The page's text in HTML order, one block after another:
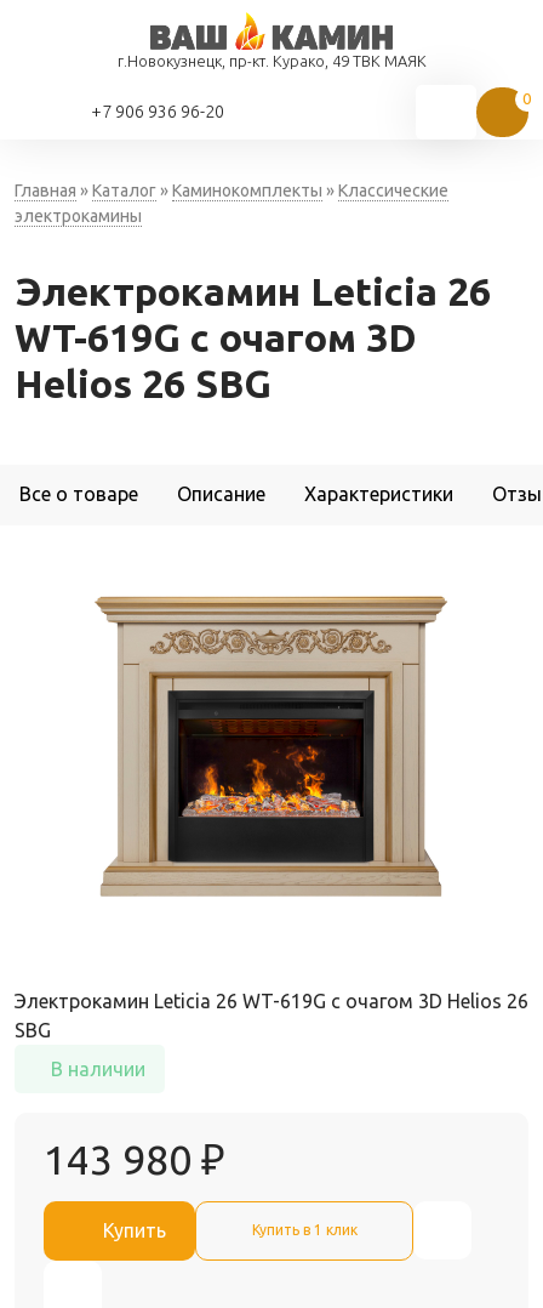
г.Новокузнецк, пр-кт. Курако, 49 ТВК МАЯК
+7 906 936 96-20
Главная »Каталог»Каминокомплекты »Классические
электрокамины
Электрокамин Leticia 26
WT-619G с очагом 3D
Helios 26 SBG
Все о товаре Описание Характеристики
Электрокамин Leticia 26 WT-619G с очагом 3D Helios 26
SBG
В наличии
143 980 ₽
Купить Купить в 1 клик